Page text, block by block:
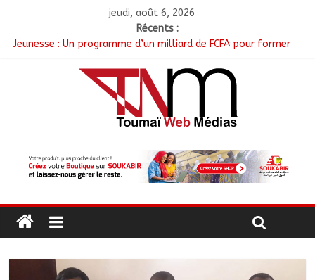
jeudi, août 6, 2026
Récents :
Jeunesse : Un programme d’un milliard de FCFA pour former
Tchad : L’AMET réagit à la suspension des demandes de
création de journaux en ligne
Tchad : Le CESCE ouvre sa deuxième session ordinaire
consacrée à la transition numérique
N’Djamena : Le maire du 1er arrondissement évalue l’état des
routes après les travaux